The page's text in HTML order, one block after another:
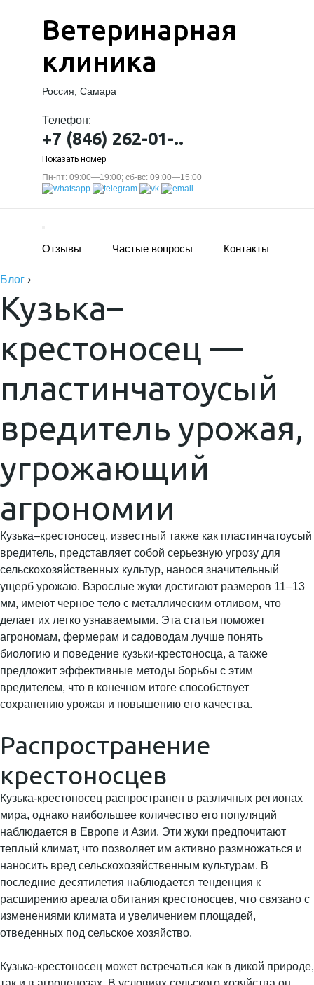
Ветеринарная
клиника
Россия, Самара
Телефон:
+7 (846) 262-01-..
Показать номер
Пн-пт: 09:00—19:00; сб-вс: 09:00—15:00
Отзывы Частые вопросы Контакты
Блог ›
Кузька–
крестоносец —
пластинчатоусый
вредитель урожая,
угрожающий
агрономии
Кузька–крестоносец, известный также как пластинчатоусый
вредитель, представляет собой серьезную угрозу для
сельскохозяйственных культур, нанося значительный
ущерб урожаю. Взрослые жуки достигают размеров 11–13
мм, имеют черное тело с металлическим отливом, что
делает их легко узнаваемыми. Эта статья поможет
агрономам, фермерам и садоводам лучше понять
биологию и поведение кузьки-крестоносца, а также
предложит эффективные методы борьбы с этим
вредителем, что в конечном итоге способствует
сохранению урожая и повышению его качества.
Распространение
крестоносцев
Кузька-крестоносец распространен в различных регионах
мира, однако наибольшее количество его популяций
наблюдается в Европе и Азии. Эти жуки предпочитают
теплый климат, что позволяет им активно размножаться и
наносить вред сельскохозяйственным культурам. В
последние десятилетия наблюдается тенденция к
расширению ареала обитания крестоносцев, что связано с
изменениями климата и увеличением площадей,
отведенных под сельское хозяйство.
Кузька-крестоносец может встречаться как в дикой природе,